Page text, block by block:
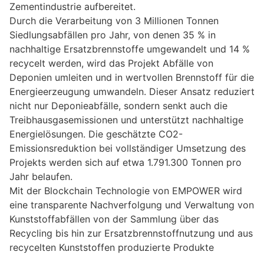
Zementindustrie aufbereitet.
Durch die Verarbeitung von 3 Millionen Tonnen
Siedlungsabfällen pro Jahr, von denen 35 % in
nachhaltige Ersatzbrennstoffe umgewandelt und 14 %
recycelt werden, wird das Projekt Abfälle von
Deponien umleiten und in wertvollen Brennstoff für die
Energieerzeugung umwandeln. Dieser Ansatz reduziert
nicht nur Deponieabfälle, sondern senkt auch die
Treibhausgasemissionen und unterstützt nachhaltige
Energielösungen. Die geschätzte CO2-
Emissionsreduktion bei vollständiger Umsetzung des
Projekts werden sich auf etwa 1.791.300 Tonnen pro
Jahr belaufen.
Mit der Blockchain Technologie von EMPOWER wird
eine transparente Nachverfolgung und Verwaltung von
Kunststoffabfällen von der Sammlung über das
Recycling bis hin zur Ersatzbrennstoffnutzung und aus
recycelten Kunststoffen produzierte Produkte